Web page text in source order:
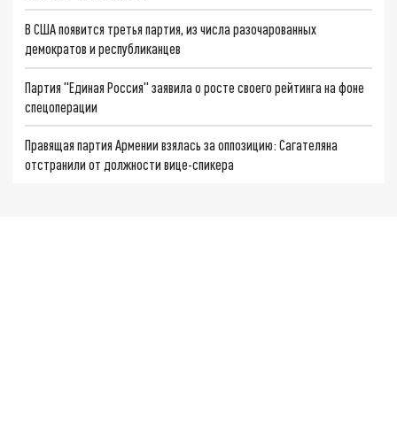
В США появится третья партия, из числа разочарованных
демократов и республиканцев
Партия "Единая Россия" заявила о росте своего рейтинга на фоне
спецоперации
Правящая партия Армении взялась за оппозицию: Сагателяна
отстранили от должности вице-спикера